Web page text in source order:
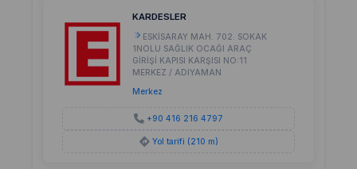
KARDESLER
ESKİSARAY MAH. 702. SOKAK
1NOLU SAĞLIK OCAĞI ARAÇ
GİRİŞİ KAPISI KARŞISI NO:11
MERKEZ / ADIYAMAN
Merkez
+90 416 216 4797
Yol tarifi (210 m)